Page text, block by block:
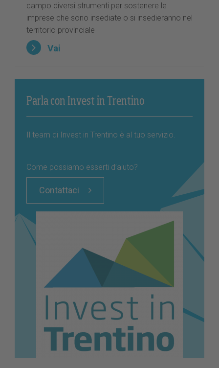
campo diversi strumenti per sostenere le
imprese che sono insediate o si insedieranno nel
territorio provinciale
Vai
Parla con Invest in Trentino
Il team di Invest in Trentino è al tuo servizio.
Come possiamo esserti d’aiuto?
Contattaci